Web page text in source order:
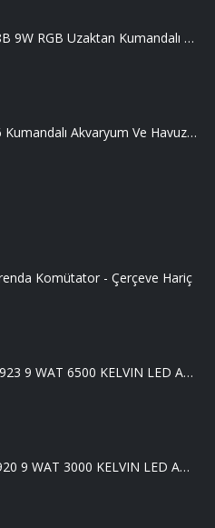
Cata CT-4058B 9W RGB Uzaktan Kumandalı Led Ampul Beyaz Işık
Cata CT-4056 Kumandalı Akvaryum Ve Havuz Aydınlatma
Komütator - Çerçeve Hariç
ACK AA13-00923 9 WAT 6500 KELVIN LED AMPUL
Ack AA13-00920 9 WAT 3000 KELVIN LED AMPUL